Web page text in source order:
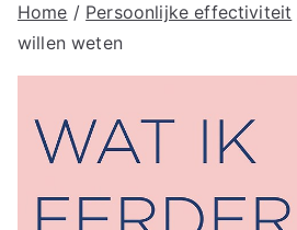
Home / Persoonlijke effectiviteit
willen weten